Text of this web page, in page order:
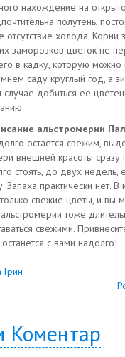
нахождение на
полутень,
холода. Корни
заморозков цветок не
в кадку, которую можно
саду круглый год, а
случае добиться ее
альстромерии
остается свежим,
внешней красоты сразу
стоять, до двух недель,
практически нет. В
свежие цветы, и вы
тоже
свежими.
с вами надолго!
Коментар